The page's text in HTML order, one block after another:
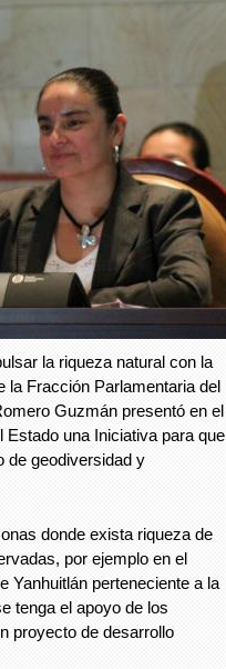
la riqueza natural con la
la Fracción Parlamentaria del
Guzmán presentó en el
Estado una Iniciativa para que
de geodiversidad y
donde exista riqueza de
por ejemplo en el
Yanhuitlán perteneciente a la
tenga el apoyo de los
proyecto de desarrollo